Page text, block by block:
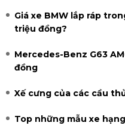
Giá xe BMW lắp ráp
triệu đồng?
Mercedes-Benz G63
đồng
Xế cưng của các cầu
Top những mẫu xe